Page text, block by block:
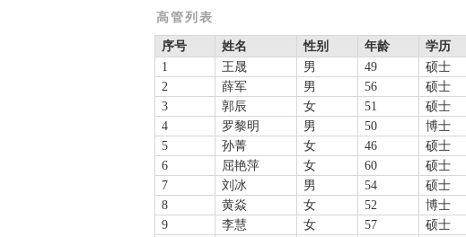
高管列表
序号 姓名 性别 年龄 学历
1
王晟 男 49 硕士
2
薛军 男 56 硕士
3
郭辰 女 51 硕士
4
罗黎明 男 50 博士
5
孙菁 女 46 硕士
6
屈艳萍 女 60 硕士
7
刘冰 男 54 硕士
8
黄焱 女 52 博士
9
李慧 女 57 硕士